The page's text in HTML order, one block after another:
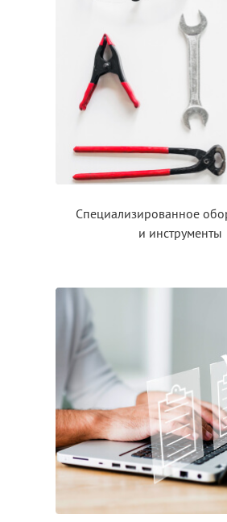
Специализированное
и инструменты